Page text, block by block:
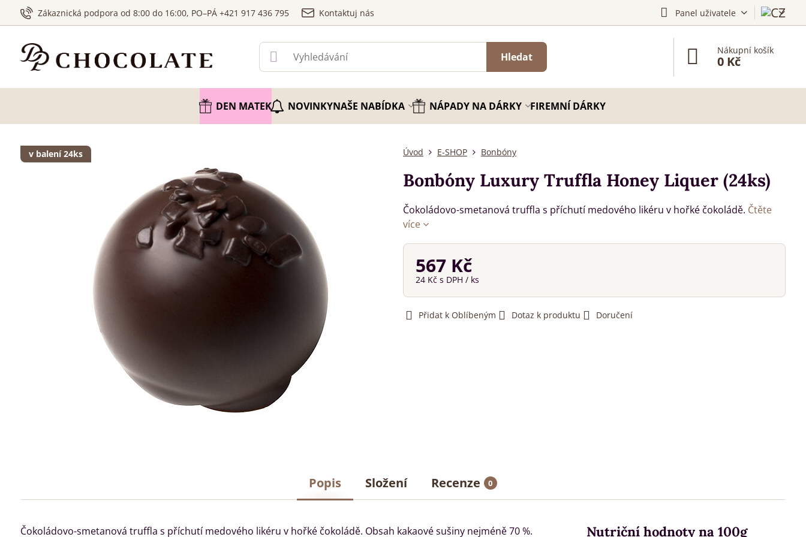
Zákaznická podpora od 8:00 do 16:00, PO–PÁ +421 917 436 795 Kontaktuj nás Panel uživatele
Hledat
Nákupní košík
0 Kč
DEN MATEK NOVINKYNAŠE NABÍDKA NÁPADY NA DÁRKY FIREMNÍ DÁRKY
v balení 24ks Úvod E-SHOP Bonbóny
Bonbóny Luxury Truffla Honey Liquer (24ks)
Čokoládovo-smetanová truffla s příchutí medového likéru v hořké čokoládě. Čtěte
více
567 Kč
24 Kč s DPH / ks
Přidat k Oblíbeným Dotaz k produktu Doručení
Popis Složení Recenze 0
Čokoládovo-smetanová truffla s příchutí medového likéru v hořké čokoládě. Obsah kakaové sušiny nejméně 70 %.
Nutriční hodnoty na 100g